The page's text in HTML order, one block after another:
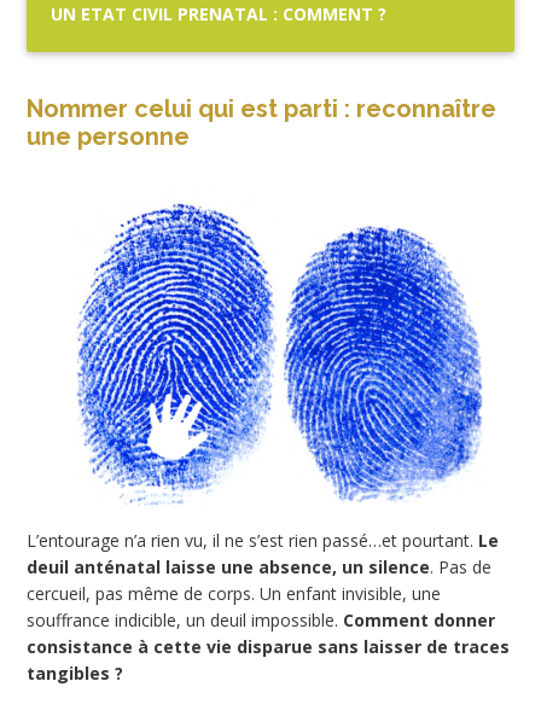
UN ETAT CIVIL PRENATAL : COMMENT ?
Nommer celui qui est parti : reconnaître
une personne
L’entourage n’a rien vu, il ne s’est rien passé…et pourtant. Le
deuil anténatal laisse une absence, un silence. Pas de
cercueil, pas même de corps. Un enfant invisible, une
souffrance indicible, un deuil impossible. Comment donner
consistance à cette vie disparue sans laisser de traces
tangibles ?